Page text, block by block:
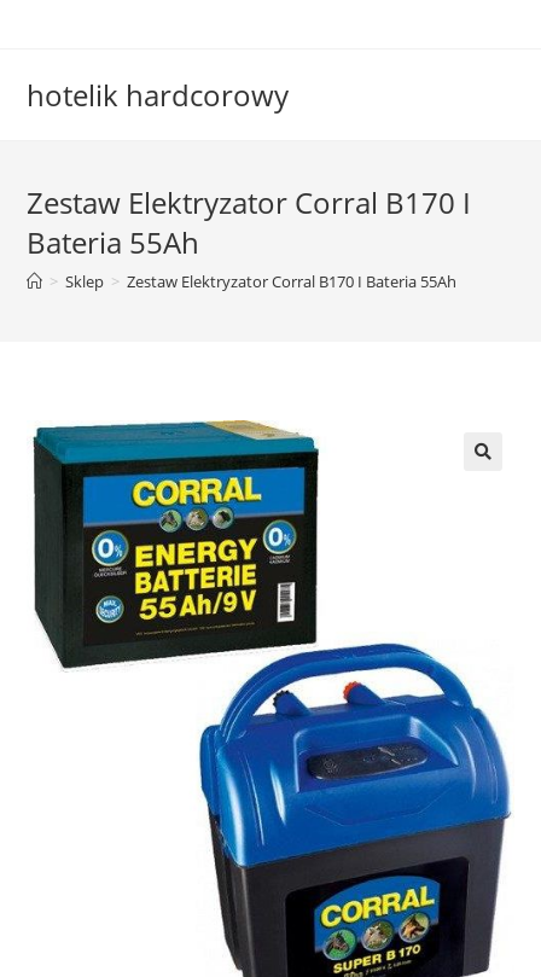
hotelik hardcorowy
Zestaw Elektryzator Corral B170 I
Bateria 55Ah
> Sklep > Zestaw Elektryzator Corral B170 I Bateria 55Ah